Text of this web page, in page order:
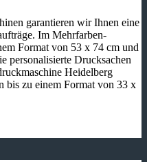
garantieren wir Ihnen eine
Im Mehrfarben-
Format von 53 x 74 cm und
personalisierte Drucksachen
Heidelberg
bis zu einem Format von 33 x